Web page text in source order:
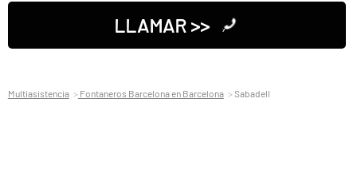
LLAMAR >>
Multiasistencia Fontaneros Barcelona en Barcelona Sabadell